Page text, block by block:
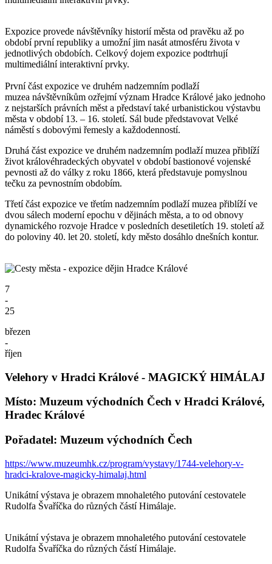
Expozice provede návštěvníky historií města od pravěku až po
období první republiky a umožní jim nasát atmosféru života v
jednotlivých obdobích. Celkový dojem expozice podtrhují
multimediální interaktivní prvky.
První část expozice ve druhém nadzemním podlaží
muzea návštěvníkům ozřejmí význam Hradce Králové jako jednoho
z nejstarších právních měst a představí také urbanistickou výstavbu
města v období 13. – 16. století. Sál bude představovat Velké
náměstí s dobovými řemesly a každodenností.
Druhá část expozice ve druhém nadzemním podlaží muzea přiblíží
život královéhradeckých obyvatel v období bastionové vojenské
pevnosti až do války z roku 1866, která představuje pomyslnou
tečku za pevnostním obdobím.
Třetí část expozice ve třetím nadzemním podlaží muzea přiblíží ve
dvou sálech moderní epochu v dějinách města, a to od obnovy
dynamického rozvoje Hradce v posledních desetiletích 19. století až
do poloviny 40. let 20. století, kdy město dosáhlo dnešních kontur.
7
-
25
březen
-
říjen
Velehory v Hradci Králové - MAGICKÝ HIMÁLAJ
Místo: Muzeum východních Čech v Hradci Králové,
Hradec Králové
Pořadatel: Muzeum východních Čech
https://www.muzeumhk.cz/program/vystavy/1744-velehory-v-
hradci-kralove-magicky-himalaj.html
Unikátní výstava je obrazem mnohaletého putování cestovatele
Rudolfa Švaříčka do různých částí Himálaje.
Unikátní výstava je obrazem mnohaletého putování cestovatele
Rudolfa Švaříčka do různých částí Himálaje.